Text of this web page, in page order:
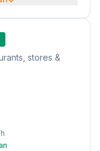
stores &